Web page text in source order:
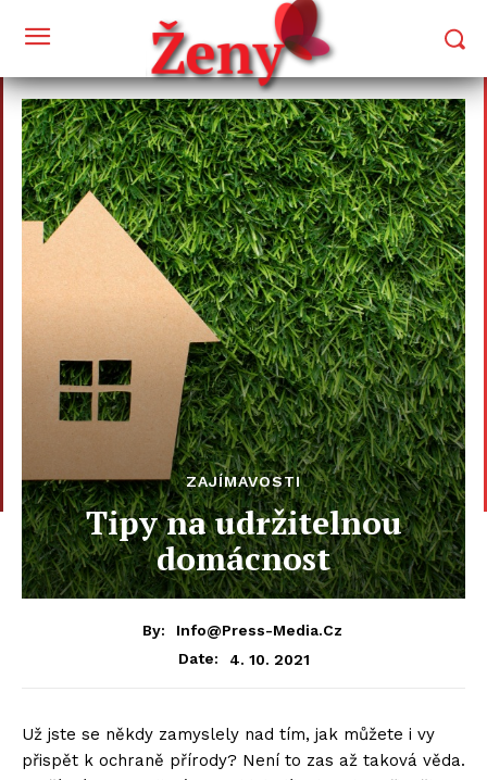
ZAJÍMAVOSTI
Tipy na udržitelnou
domácnost
By:
Info@press-Media.cz
Date:
4. 10. 2021
Už jste se někdy zamyslely nad tím, jak můžete i vy
přispět k ochraně přírody? Není to zas až taková věda.